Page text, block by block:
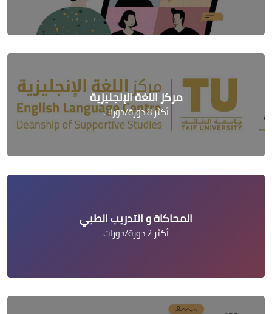
مركز اللغة الإنجليزية
أكثر 8 دورة/دورات
المحاكاة و التدريب الطبي
أكثر 2 دورة/دورات